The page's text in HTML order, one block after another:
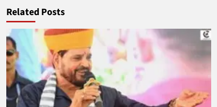
Related Posts